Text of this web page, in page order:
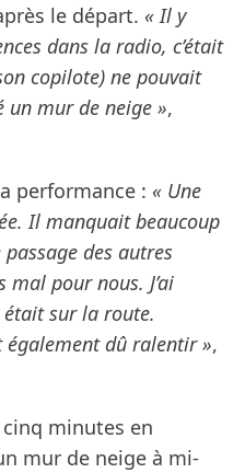
le départ. « Il y
dans la radio, c’était
copilote) ne pouvait
un mur de neige »,
performance : « Une
Il manquait beaucoup
des autres
mal pour nous. J’ai
sur la route.
également dû ralentir »,
minutes en
mur de neige à mi-